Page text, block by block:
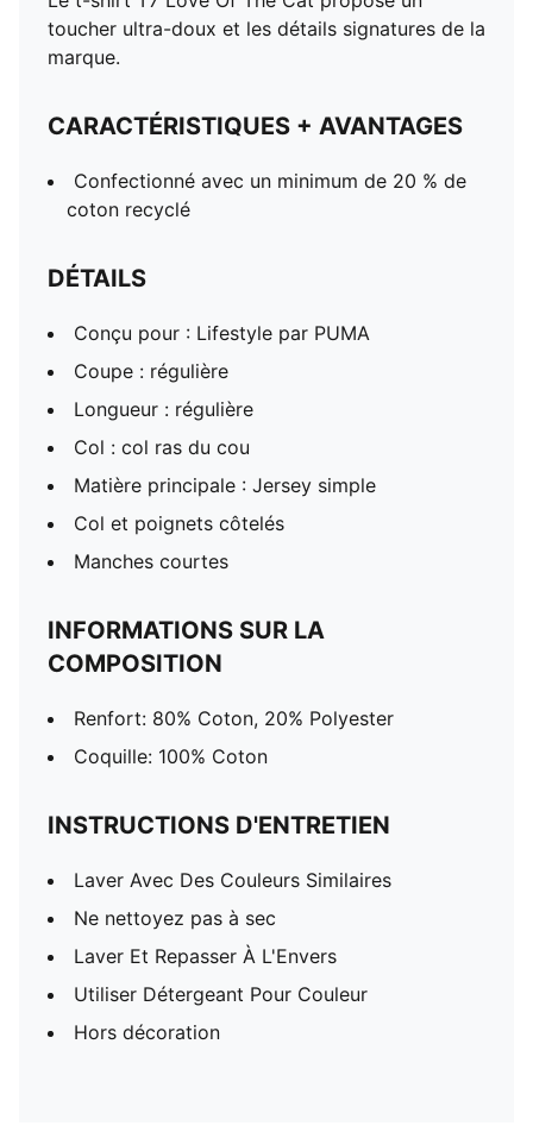
toucher ultra-doux et les détails signatures de la
marque.
CARACTÉRISTIQUES + AVANTAGES
Confectionné avec un minimum de 20 % de
coton recyclé
DÉTAILS
Conçu pour : Lifestyle par PUMA
Coupe : régulière
Longueur : régulière
Col : col ras du cou
Matière principale : Jersey simple
Col et poignets côtelés
Manches courtes
INFORMATIONS SUR LA
COMPOSITION
Renfort: 80% Coton, 20% Polyester
Coquille: 100% Coton
INSTRUCTIONS D'ENTRETIEN
Laver Avec Des Couleurs Similaires
Ne nettoyez pas à sec
Laver Et Repasser À L'Envers
Utiliser Détergeant Pour Couleur
Hors décoration